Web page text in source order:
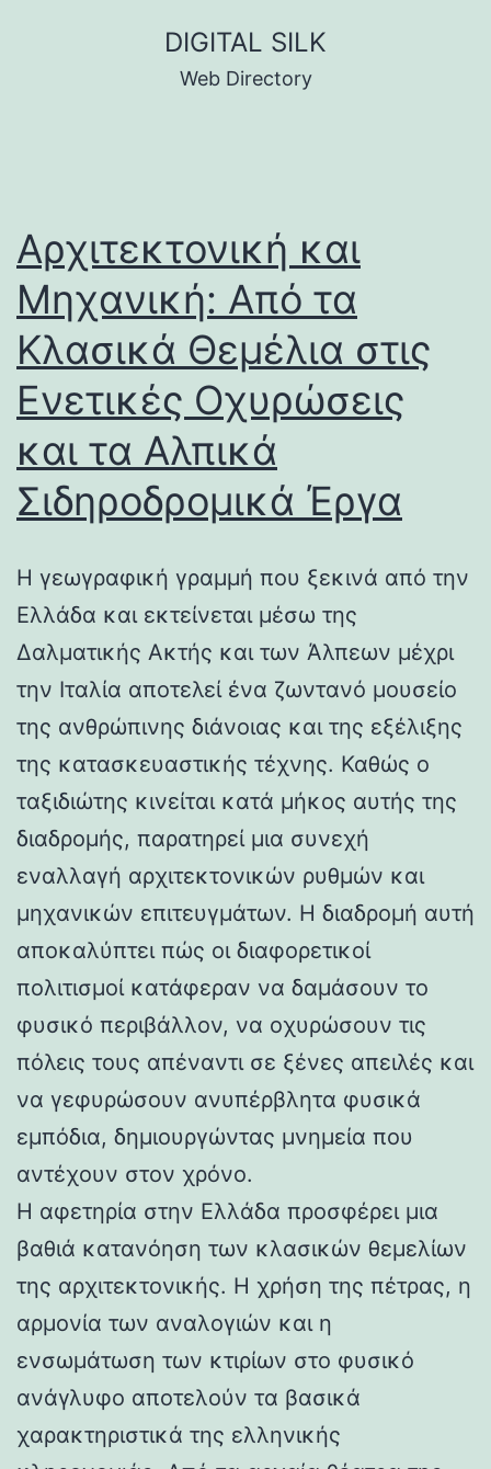
DIGITAL SILK
Web Directory
Αρχιτεκτονική και
Μηχανική: Από τα
Κλασικά Θεμέλια στις
Ενετικές Οχυρώσεις
και τα Αλπικά
Σιδηροδρομικά Έργα
Η γεωγραφική γραμμή που ξεκινά από την
Ελλάδα και εκτείνεται μέσω της
Δαλματικής Ακτής και των Άλπεων μέχρι
την Ιταλία αποτελεί ένα ζωντανό μουσείο
της ανθρώπινης διάνοιας και της εξέλιξης
της κατασκευαστικής τέχνης. Καθώς ο
ταξιδιώτης κινείται κατά μήκος αυτής της
διαδρομής, παρατηρεί μια συνεχή
εναλλαγή αρχιτεκτονικών ρυθμών και
μηχανικών επιτευγμάτων. Η διαδρομή αυτή
αποκαλύπτει πώς οι διαφορετικοί
πολιτισμοί κατάφεραν να δαμάσουν το
φυσικό περιβάλλον, να οχυρώσουν τις
πόλεις τους απέναντι σε ξένες απειλές και
να γεφυρώσουν ανυπέρβλητα φυσικά
εμπόδια, δημιουργώντας μνημεία που
αντέχουν στον χρόνο.
Η αφετηρία στην Ελλάδα προσφέρει μια
βαθιά κατανόηση των κλασικών θεμελίων
της αρχιτεκτονικής. Η χρήση της πέτρας, η
αρμονία των αναλογιών και η
ενσωμάτωση των κτιρίων στο φυσικό
ανάγλυφο αποτελούν τα βασικά
χαρακτηριστικά της ελληνικής